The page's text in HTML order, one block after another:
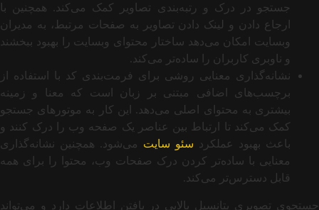
جستجو در درک و رتبه‌بندی تصاویر کمک می‌کند. همچنین با
ارجاع دادن و لینک دادن تصاویر به صفحات مرتبط، به مدیران
وبسایت امکان می‌دهد ساختار محتوای وبسایت را بهبود ببخشند
و ناوبری کاربران را ساده‌تر می‌کند.
نشانه‌گذاری معنایی روشی برای فرمت‌بندی کد با استفاده از
برچسب‌های اضافی مبتنی بر زبان است که معنا و زمینه
بیشتری به محتوای اصلی می‌دهد. این کار به موتورهای جستجو
کمک می‌کند تا ارتباط بین عناصر یک صفحه وب را درک کنند و
باعث بهبود عملکرد سئو سایت می‌شود. همچنین نشانه‌گذاری
معنایی با ساده‌تر کردن درک صفحات وب، محتوا را برای همه
قابل دسترس‌تر می‌کند.
جستجوی تصویری پتانسیل بالایی در یافتن اطلاعات دارد و می‌تواند